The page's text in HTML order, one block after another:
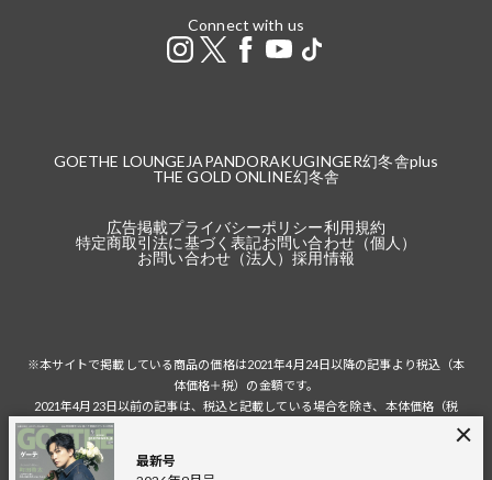
最新号
Connect with us
GOETHE LOUNGE JAPANDORAKUGINGER幻冬舎plus
THE GOLD ONLINE幻冬舎
広告掲載プライバシーポリシー利用規約
特定商取引法に基づく表記お問い合わせ（個人）
お問い合わせ（法人）採用情報
※本サイトで掲載している商品の価格は2021年4月24日以降の記事より税込（本
体価格＋税）の金額です。
2021年4月23日以前の記事は、税込と記載している場合を除き、本体価格（税
税込の場合の税額は掲載当時の税率に準じます。